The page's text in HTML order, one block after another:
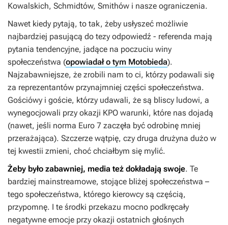
Kowalskich, Schmidtów, Smithów i nasze ograniczenia.
Nawet kiedy pytają, to tak, żeby usłyszeć możliwie
najbardziej pasującą do tezy odpowiedź - referenda mają
pytania tendencyjne, jadące na poczuciu winy
społeczeństwa (opowiadał o tym Motobieda).
Najzabawniejsze, że zrobili nam to ci, którzy podawali się
za reprezentantów przynajmniej części społeczeństwa.
Gościówy i goście, którzy udawali, że są bliscy ludowi, a
wynegocjowali przy okazji KPO warunki, które nas dojadą
(nawet, jeśli norma Euro 7 zaczęła być odrobinę mniej
przerażająca). Szczerze wątpię, czy druga drużyna dużo w
tej kwestii zmieni, choć chciałbym się mylić.
Żeby było zabawniej, media też dokładają swoje. Te
bardziej mainstreamowe, stojące bliżej społeczeństwa –
tego społeczeństwa, którego kierowcy są częścią,
przypomnę. I te środki przekazu mocno podkręcały
negatywne emocje przy okazji ostatnich głośnych